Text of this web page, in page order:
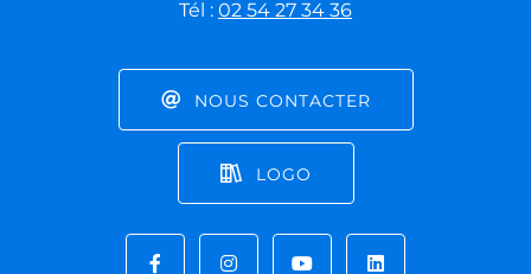
Tél : 02 54 27 34 36
NOUS CONTACTER
LOGO